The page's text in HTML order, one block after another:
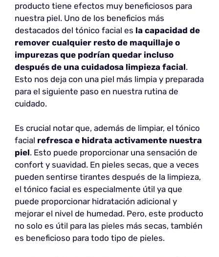
producto tiene efectos muy beneficiosos para
nuestra piel. Uno de los beneficios más
destacados del tónico facial es la capacidad de
remover cualquier resto de maquillaje o
impurezas que podrían quedar incluso
después de una cuidadosa limpieza facial.
Esto nos deja con una piel más limpia y preparada
para el siguiente paso en nuestra rutina de
cuidado.
Es crucial notar que, además de limpiar, el tónico
facial refresca e hidrata activamente nuestra
piel. Esto puede proporcionar una sensación de
confort y suavidad. En pieles secas, que a veces
pueden sentirse tirantes después de la limpieza,
el tónico facial es especialmente útil ya que
puede proporcionar hidratación adicional y
mejorar el nivel de humedad. Pero, este producto
no solo es útil para las pieles más secas, también
es beneficioso para todo tipo de pieles.